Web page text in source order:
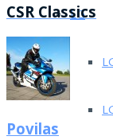
LG
CSR Classics
Povilas